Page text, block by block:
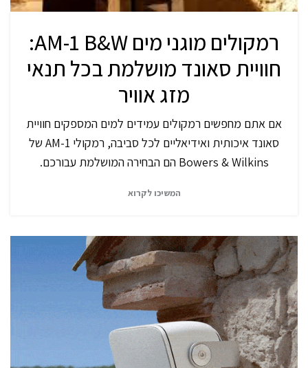
רמקולים מוגני מים AM-1 B&W:
חוויית סאונד מושלמת בכל תנאי
מזג אוויר
אם אתם מחפשים רמקולים עמידים למים המספקים חוויית
סאונד איכותית ואידיאליים לכל סביבה, רמקולי AM-1 של
Bowers & Wilkins הם הבחירה המושלמת עבורכם.
המשיכו לקרוא